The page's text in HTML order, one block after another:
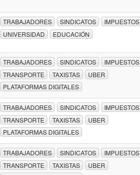
TRABAJADORES SINDICATOS
IMPUESTOS
UNIVERSIDAD
EDUCACIÓN
TRABAJADORES SINDICATOS
IMPUESTOS
TRANSPORTE
TAXISTAS
UBER
PLATAFORMAS DIGITALES
TRABAJADORES SINDICATOS
IMPUESTOS
TRANSPORTE
TAXISTAS
UBER
PLATAFORMAS DIGITALES
TRABAJADORES SINDICATOS
IMPUESTOS
TRANSPORTE
TAXISTAS
UBER